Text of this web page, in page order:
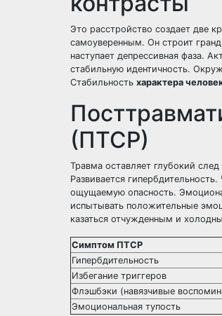
Это расстройство создает две
самоуверенным. Он строит
наступает депрессивная фаза.
стабильную идентичность.
Стабильность характера
(ПТСР)
Травма оставляет глубокий
Развивается
ощущаемую опасность.
испытывать положительные
казаться отчужденным и
Симптом ПТСР
Гипербдительность
Избегание триггеров
Флэшбэки (навязчивые
Эмоциональная тупость